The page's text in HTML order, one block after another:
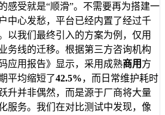
感受就是“顺滑”。不需要再为搭建一
中心发愁，平台已经内置了经过千
以我们最终引入的方案为例，仅用
务线的迁移。根据第三方咨询机构
应用报告》显示，采用成熟商用 方
平均缩短了42.5%，而日常维护耗时
升并非偶然，而是源于厂商将大量
服务。我们在对比测试中发现，像